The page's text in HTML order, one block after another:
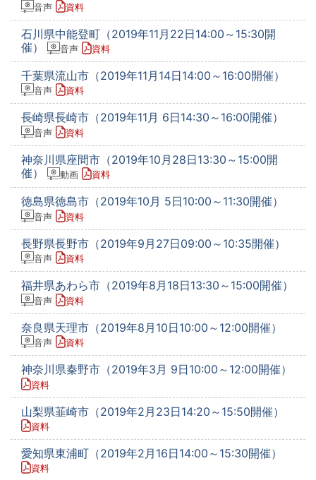
音声 資料
石川県中能登町（2019年11月22日14:00～15:30開
催）
音声 資料
千葉県流山市（2019年11月14日14:00～16:00開催）
音声 資料
長崎県長崎市（2019年11月 6日14:30～16:00開催）
音声 資料
神奈川県座間市（2019年10月28日13:30～15:00開
催）
動画 資料
徳島県徳島市（2019年10月 5日10:00～11:30開催）
音声 資料
長野県長野市（2019年9月27日09:00～10:35開催）
音声 資料
福井県あわら市（2019年8月18日13:30～15:00開催）
音声 資料
奈良県天理市（2019年8月10日10:00～12:00開催）
音声 資料
神奈川県秦野市（2019年3月 9日10:00～12:00開催）
資料
山梨県韮崎市（2019年2月23日14:20～15:50開催）
資料
愛知県東浦町（2019年2月16日14:00～15:30開催）
資料